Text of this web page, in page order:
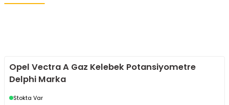
Opel Vectra A Gaz Kelebek Potansiyometre
Delphi Marka
Stokta Var